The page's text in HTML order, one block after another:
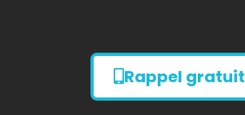
Diagnostic
AMIANTE
Rappel gratuit